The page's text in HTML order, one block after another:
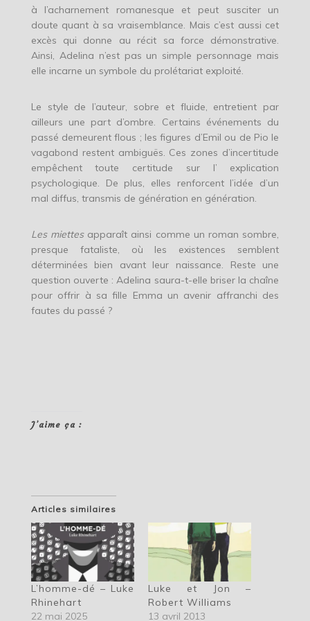
à l’acharnement romanesque et peut susciter un
doute quant à sa vraisemblance. Mais c’est aussi cet
excès qui donne au récit sa force démonstrative.
Ainsi, Adelina n’est pas un simple personnage mais
elle incarne un symbole du prolétariat exploité.
Le style de l’auteur, sobre et fluide, entretient par
ailleurs une part d’ombre. Certains événements du
passé demeurent flous ; les figures d’Emil ou de Pio le
vagabond restent ambiguës. Ces zones d’incertitude
empêchent toute certitude sur l’ explication
psychologique. De plus, elles renforcent l’idée d’un
mal diffus, transmis de génération en génération.
Les miettesapparaît ainsi comme un roman sombre,
presque fataliste, où les existences semblent
déterminées bien avant leur naissance. Reste une
question ouverte : Adelina saura-t-elle briser la chaîne
pour offrir à sa fille Emma un avenir affranchi des
fautes du passé ?
J’aime ça :
Articles similaires
L’homme-dé – Luke
Rhinehart
22 mai 2025
Luke et Jon –
Robert Williams
13 avril 2013